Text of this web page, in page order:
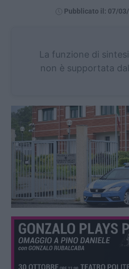
Pubblicato il: 07/
La funzione di
non è supportata